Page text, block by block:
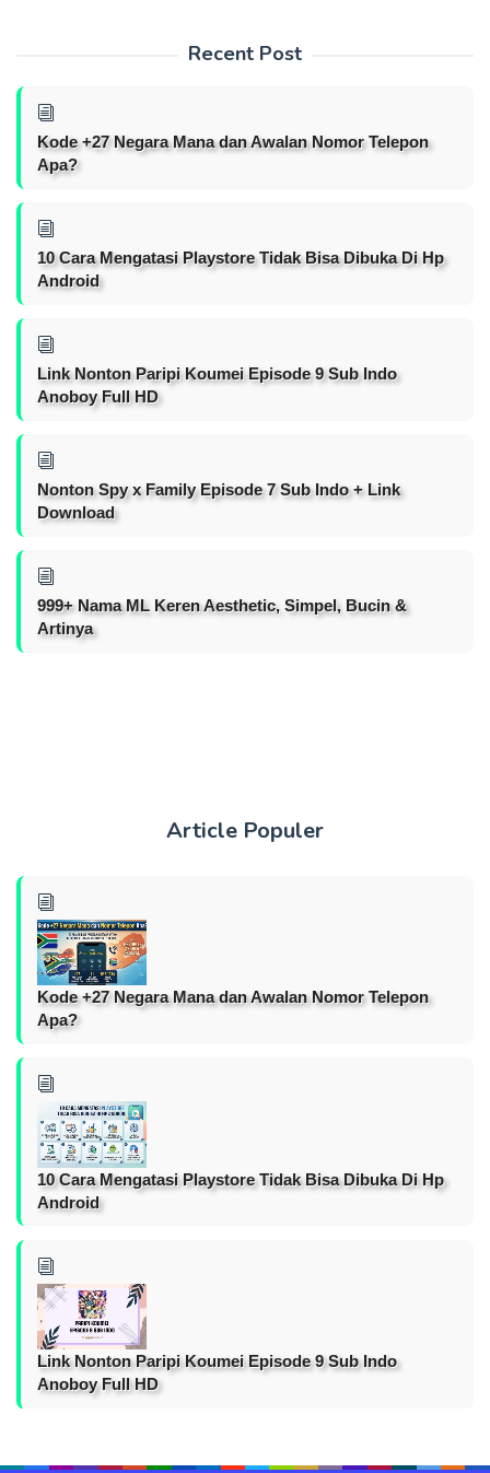
Recent Post
Kode +27 Negara Mana dan Awalan Nomor Telepon
Apa?
10 Cara Mengatasi Playstore Tidak Bisa Dibuka Di Hp
Android
Link Nonton Paripi Koumei Episode 9 Sub Indo
Anoboy Full HD
Nonton Spy x Family Episode 7 Sub Indo + Link
Download
999+ Nama ML Keren Aesthetic, Simpel, Bucin &
Artinya
Article Populer
Kode +27 Negara Mana dan Awalan Nomor Telepon
Apa?
10 Cara Mengatasi Playstore Tidak Bisa Dibuka Di Hp
Android
Link Nonton Paripi Koumei Episode 9 Sub Indo
Anoboy Full HD